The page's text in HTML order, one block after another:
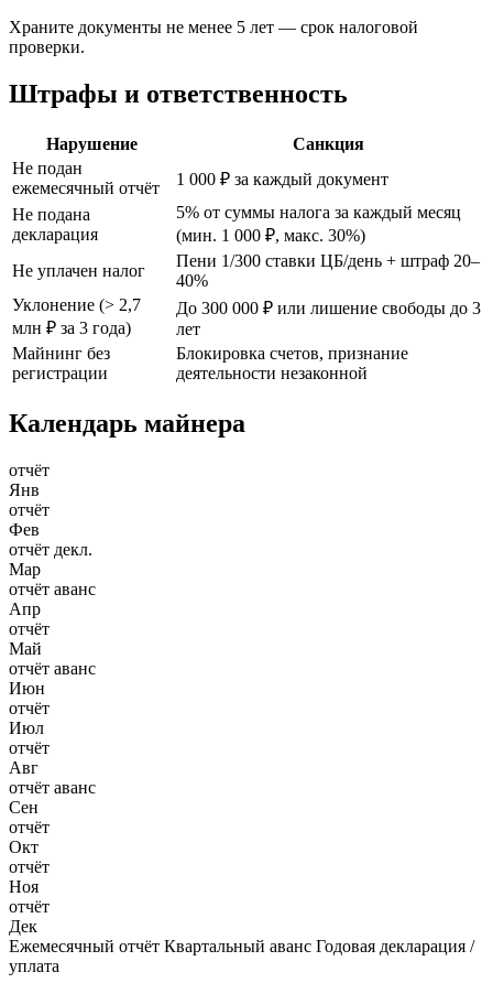
Храните документы не менее 5 лет — срок налоговой
проверки.
Штрафы и ответственность
Нарушение
Санкция
Не подан
ежемесячный отчёт
1 000 ₽ за каждый документ
Не подана
декларация
5% от суммы налога за каждый месяц
(мин. 1 000 ₽, макс. 30%)
Не уплачен налог
Пени 1/300 ставки ЦБ/день + штраф 20–
40%
Уклонение (> 2,7
млн ₽ за 3 года)
До 300 000 ₽ или лишение свободы до 3
лет
Майнинг без
регистрации
Блокировка счетов, признание
деятельности незаконной
Календарь майнера
отчёт
Янв
отчёт
Фев
отчёт декл.
Мар
отчёт аванс
Апр
отчёт
Май
отчёт аванс
Июн
отчёт
Июл
отчёт
Авг
отчёт аванс
Сен
отчёт
Окт
отчёт
Ноя
отчёт
Дек
Ежемесячный отчёт Квартальный аванс Годовая декларация /
уплата